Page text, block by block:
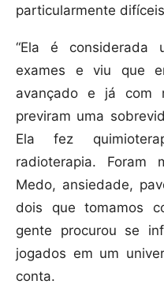
particularmente
“Ela é
exames e viu que
avançado e já com
previram uma
Ela fez
radioterapia. Foram
Medo, ansiedade,
dois que tomamos
gente procurou se
jogados em um
conta.